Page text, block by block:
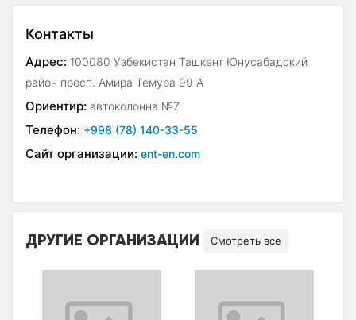
Контакты
Адрес: 100080 Узбекистан Ташкент Юнусабадский
район просп. Амира Темура 99 А
Ориентир: автоколонна №7
Телефон: +998 (78) 140-33-55
Сайт организации: ent-en.com
ДРУГИЕ ОРГАНИЗАЦИИ Смотреть все